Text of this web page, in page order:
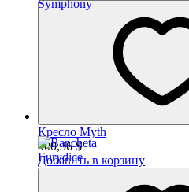
Кресло Myth
900,36$
Добавить в корзину